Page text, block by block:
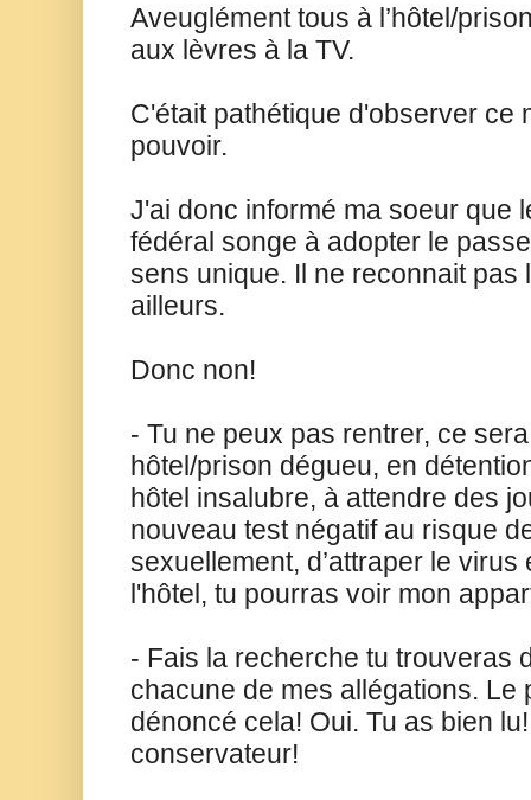
Aveuglément tous à l’hôtel/
aux lèvres à la TV.
C'était pathétique d'observer ce
pouvoir.
J'ai donc informé ma soeur que
fédéral songe à adopter le
sens unique. Il ne reconnait pas
ailleurs.
Donc non!
- Tu ne peux pas rentrer, ce
hôtel/prison dégueu, en
hôtel insalubre, à attendre des
nouveau test négatif au risque
sexuellement, d’attraper le virus
l'hôtel, tu pourras voir mon
- Fais la recherche tu trouveras
chacune de mes allégations. Le
dénoncé cela! Oui. Tu as bien
conservateur!